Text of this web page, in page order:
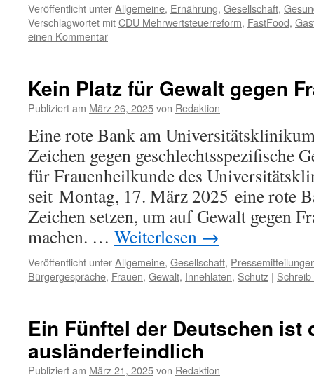
Veröffentlicht unterAllgemeine, Ernährung, Gesellschaft,
Verschlagwortet mitCDU Mehrwertsteuerreform, FastFood,
einen Kommentar
Kein Platz für Gewalt gegen
Publiziert am März 26, 2025von Redaktion
Eine rote Bank am
Zeichen gegen geschlechtsspezifische
für Frauenheilkunde des
seit Montag, 17. März 2025 eine rote
Zeichen setzen, um auf Gewalt gegen
machen. … Weiterlesen →
Veröffentlicht unterAllgemeine, Gesellschaft,
Bürgergespräche, Frauen, Gewalt, Innehlaten, Schutz |
Ein Fünftel der Deutschen ist
ausländerfeindlich
Publiziert am März 21, 2025von Redaktion